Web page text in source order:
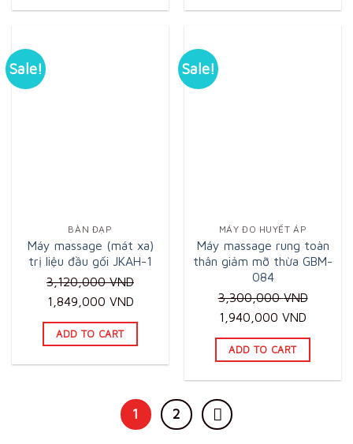
Sale!
BÀN ĐẠP
Máy massage (mát xa)
trị liệu đầu gối JKAH-1
3,120,000VND
Original
price
was:
1,849,000 VNDCurrent
price
1,849,000 VND.
ADD TO CART
Sale!
MÁY ĐO HUYẾT ÁP
Máy massage rung toàn
thân giảm mỡ thừa GBM-
084
3,300,000VND
Original
price
was:
1,940,000 VND
price
ADD TO CART
1 2